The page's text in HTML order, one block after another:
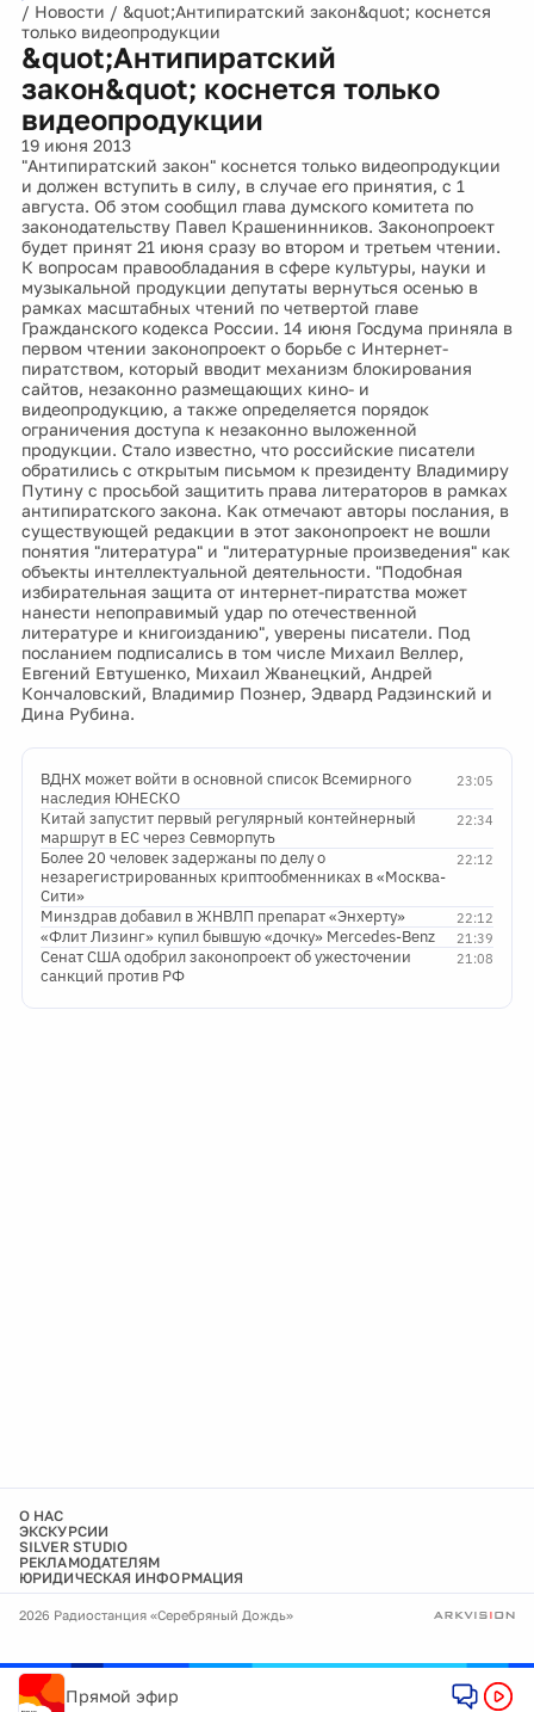
/ Новости / &quot;Антипиратский закон&quot; коснется
только видеопродукции
&quot;Антипиратский
закон&quot; коснется только
видеопродукции
19 июня 2013
"Антипиратский закон" коснется только видеопродукции
и должен вступить в силу, в случае его принятия, с 1
августа. Об этом сообщил глава думского комитета по
законодательству Павел Крашенинников. Законопроект
будет принят 21 июня сразу во втором и третьем чтении.
К вопросам правообладания в сфере культуры, науки и
музыкальной продукции депутаты вернуться осенью в
рамках масштабных чтений по четвертой главе
Гражданского кодекса России. 14 июня Госдума приняла в
первом чтении законопроект о борьбе с Интернет-
пиратством, который вводит механизм блокирования
сайтов, незаконно размещающих кино- и
видеопродукцию, а также определяется порядок
ограничения доступа к незаконно выложенной
продукции. Стало известно, что российские писатели
обратились с открытым письмом к президенту Владимиру
Путину с просьбой защитить права литераторов в рамках
антипиратского закона. Как отмечают авторы послания, в
существующей редакции в этот законопроект не вошли
понятия "литература" и "литературные произведения" как
объекты интеллектуальной деятельности. "Подобная
избирательная защита от интернет-пиратства может
нанести непоправимый удар по отечественной
литературе и книгоизданию", уверены писатели. Под
посланием подписались в том числе Михаил Веллер,
Евгений Евтушенко, Михаил Жванецкий, Андрей
Кончаловский, Владимир Познер, Эдвард Радзинский и
Дина Рубина.
23:05
ВДНХ может войти в основной список Всемирного
наследия ЮНЕСКО
22:34
Китай запустит первый регулярный контейнерный
маршрут в ЕС через Севморпуть
22:12
Более 20 человек задержаны по делу о
незарегистрированных криптообменниках в «Москва-
Сити»
22:12
Минздрав добавил в ЖНВЛП препарат «Энхерту»
21:39
«Флит Лизинг» купил бывшую «дочку» Mercedes-Benz
21:08
Сенат США одобрил законопроект об ужесточении
санкций против РФ
О НАС
ЭКСКУРСИИ
SILVER STUDIO
РЕКЛАМОДАТЕЛЯМ
ЮРИДИЧЕСКАЯ ИНФОРМАЦИЯ
2026 Радиостанция «Серебряный Дождь»
Прямой эфир